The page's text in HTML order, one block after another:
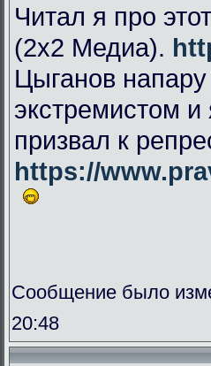
Читал я про
(2х2 Медиа).
Цыганов
экстремистом
призвал к
https://
Сообщение было
20:48